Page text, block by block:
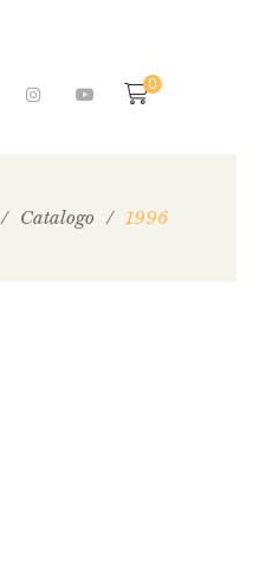
0
/ Catalogo / 1996